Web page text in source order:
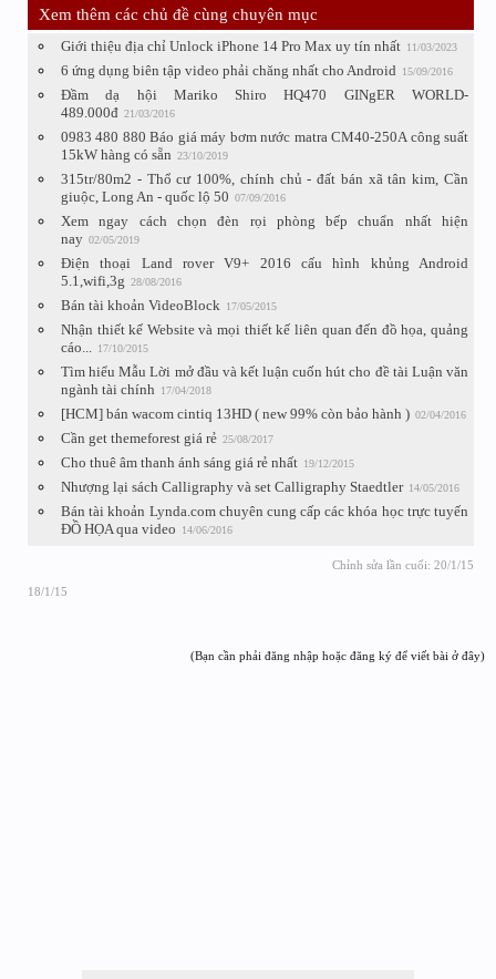
Xem thêm các chủ đề cùng chuyên mục
Giới thiệu địa chỉ Unlock iPhone 14 Pro Max uy tín nhất 11/03/2023
6 ứng dụng biên tập video phải chăng nhất cho Android 15/09/2016
Đầm dạ hội Mariko Shiro HQ470 GINgER WORLD-
489.000đ 21/03/2016
0983 480 880 Báo giá máy bơm nước matra CM40-250A công suất
15kW hàng có sẵn 23/10/2019
315tr/80m2 - Thổ cư 100%, chính chủ - đất bán xã tân kim, Cần
giuộc, Long An - quốc lộ 50 07/09/2016
Xem ngay cách chọn đèn rọi phòng bếp chuẩn nhất hiện
nay 02/05/2019
Điện thoại Land rover V9+ 2016 cấu hình khủng Android
5.1,wifi,3g 28/08/2016
Bán tài khoản VideoBlock 17/05/2015
Nhận thiết kế Website và mọi thiết kế liên quan đến đồ họa, quảng
cáo... 17/10/2015
Tìm hiểu Mẫu Lời mở đầu và kết luận cuốn hút cho đề tài Luận văn
ngành tài chính
17/04/2018
[HCM] bán wacom cintiq 13HD ( new 99% còn bảo hành ) 02/04/2016
Cần get themeforest giá rẻ 25/08/2017
Cho thuê âm thanh ánh sáng giá rẻ nhất 19/12/2015
Nhượng lại sách Calligraphy và set Calligraphy Staedtler 14/05/2016
Bán tài khoản Lynda.com chuyên cung cấp các khóa học trực tuyến
ĐỒ HỌA qua video
14/06/2016
Chỉnh sửa lần cuối: 20/1/15
18/1/15
(Bạn cần phải đăng nhập hoặc đăng ký để viết bài ở đây)